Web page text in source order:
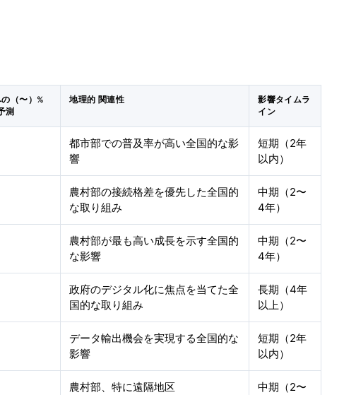
（〜）%
測
地理的 関連性
影響タイムラ
イン
都市部での普及率が高い全国的な影
響
短期（2年
以内）
農村部の接続格差を優先した全国的
な取り組み
中期（2〜
4年）
農村部が最も高い成長を示す全国的
な影響
中期（2〜
4年）
政府のデジタル化に焦点を当てた全
国的な取り組み
長期（4年
以上）
データ輸出機会を実現する全国的な
影響
短期（2年
以内）
農村部、特に遠隔地区
中期（2〜